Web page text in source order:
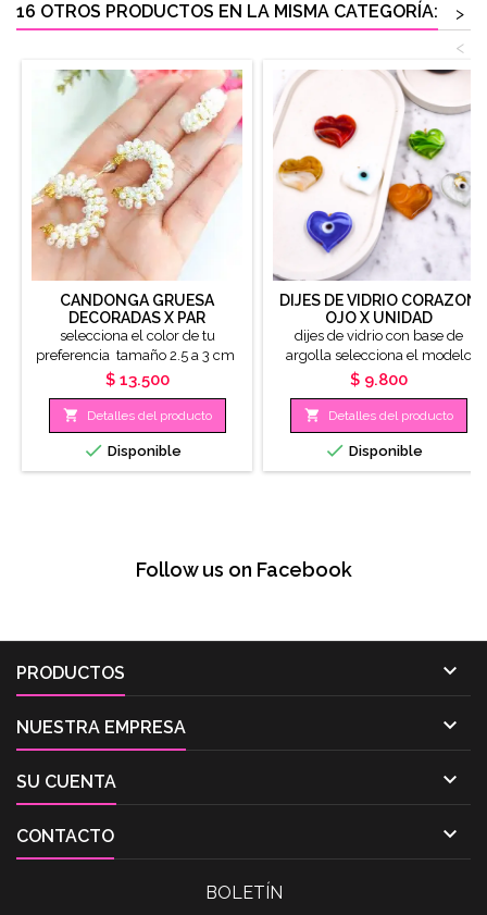
16 OTROS PRODUCTOS EN LA MISMA CATEGORÍA:
>
<
CANDONGA GRUESA
DECORADAS X PAR
selecciona el color de tu
preferencia tamaño 2.5 a 3 cm
Precio
$ 13.500
 Detalles del producto
 Disponible
DIJES DE VIDRIO CORAZON
OJO X UNIDAD
dijes de vidrio con base de
argolla selecciona el modelo
Precio
$ 9.800
 Detalles del producto
 Disponible
Follow us on Facebook
PRODUCTOS 
NUESTRA EMPRESA 
SU CUENTA 
CONTACTO 
BOLETÍN